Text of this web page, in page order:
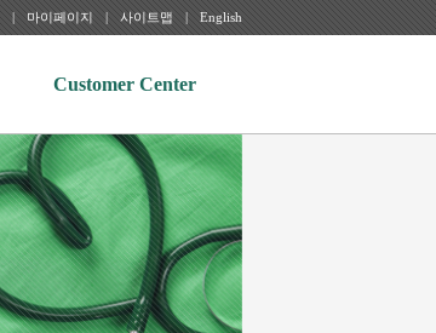
마이페이지 사이트맵 English
Customer Center